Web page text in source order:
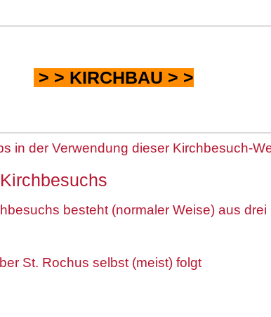
> > KIRCHBAU > >
in der Verwendung dieser Kirchbesuch-
besteht (normaler Weise) aus
St. Rochus selbst (meist) folgt